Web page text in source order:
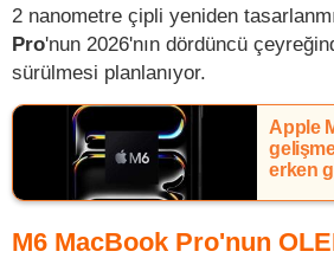
2 nanometre çipli yeniden
Pro'nun 2026'nın dördüncü
sürülmesi planlanıyor.
Apple
erken
M6 MacBook Pro'nun